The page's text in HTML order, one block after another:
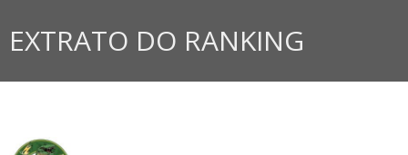
EXTRATO DO RANKING